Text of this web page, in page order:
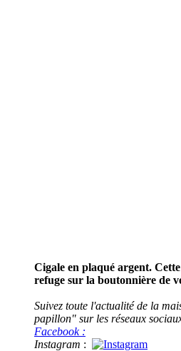
Cigale en plaqué argent.
refuge sur la boutonnière de
Suivez toute l'actualité de la
papillon" sur les réseaux
Facebook :
Instagram :